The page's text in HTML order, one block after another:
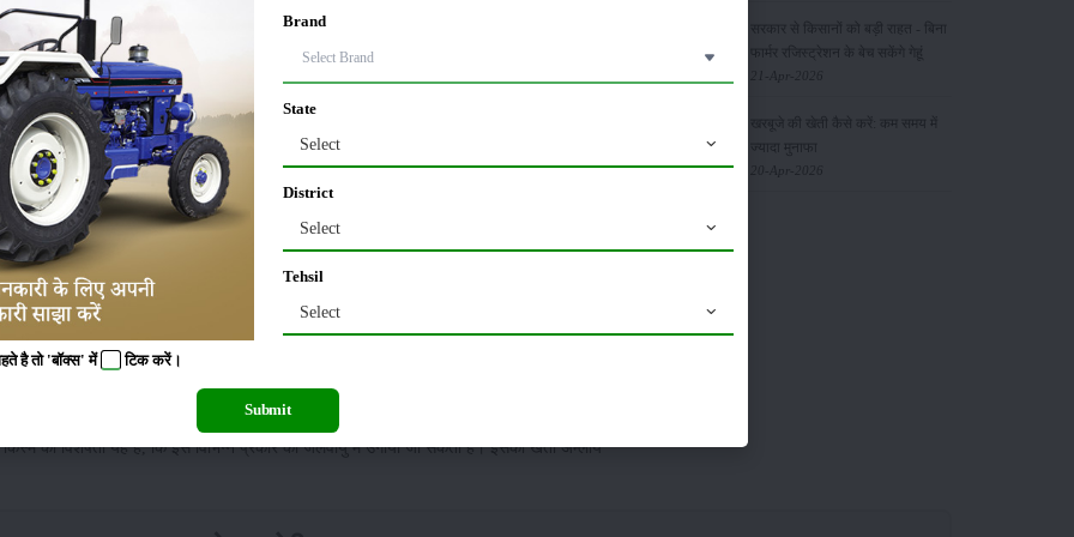
और बिना रेशे वाली होती हैं। इस प्रजाति के पौधे काफी तेजी से बढ़ते हैं। साथ ही, पत्तियां कटाई
पैदा किया जा सकता है।पालक की इस किस्म की समस्त पत्तियाँ एक समान हरी, मोटी, मुलायम और
इसको यहाँ संपूर्ण वर्षभर उगाया जा सकता है। इसके पौधे ऊपर की तरफ बढ़ते हैं। साथ ही, पत्तियों
की विशेषता यह है, कि इसे विभिन्न प्रकार की जलवायु में उगाया जा सकता है। इसकी खेती अम्लीय
सरकार से किसानों को बड़ी राहत - बिना
फार्मर रजिस्ट्रेशन के बेच सकेंगे गेहूं
21-Apr-2026
खरबूजे की खेती कैसे करें: कम समय में
ज्यादा मुनाफा
20-Apr-2026
Brand
State
Select
District
Select
Tehsil
Select
है तो 'बॉक्स' में टिककरें।
Submit